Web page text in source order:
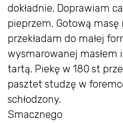
dokładnie. Doprawiam
pieprzem. Gotową masę
przekładam do małej
wysmarowanej masłem
tartą. Piekę w 180 st
pasztet studzę w
schłodzony.
Smacznego